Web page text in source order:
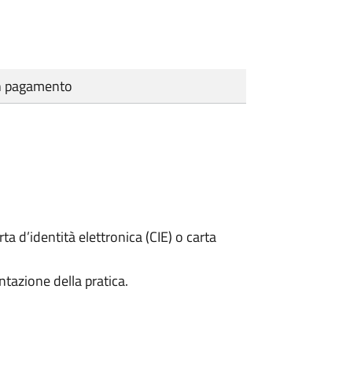
pagamento
d’identità elettronica (CIE) o carta
della pratica.